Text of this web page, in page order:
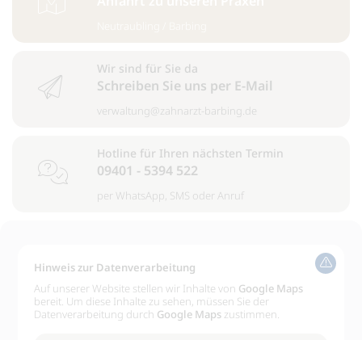
Wir sind für Sie da
Schreiben Sie uns per E-Mail
verwaltung@zahnarzt-barbing.de
Hotline für Ihren nächsten Termin
09401 - 5394 522
per WhatsApp, SMS oder Anruf
Hinweis zur Datenverarbeitung
Auf unserer Website stellen wir Inhalte von Google Maps
bereit. Um diese Inhalte zu sehen, müssen Sie der
Datenverarbeitung durch Google Maps zustimmen.